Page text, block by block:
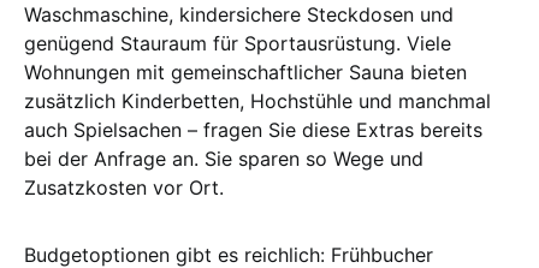
Waschmaschine, kindersichere Steckdosen und
genügend Stauraum für Sportausrüstung. Viele
Wohnungen mit gemeinschaftlicher Sauna bieten
zusätzlich Kinderbetten, Hochstühle und manchmal
auch Spielsachen – fragen Sie diese Extras bereits
bei der Anfrage an. Sie sparen so Wege und
Zusatzkosten vor Ort.
Budgetoptionen gibt es reichlich: Frühbucher